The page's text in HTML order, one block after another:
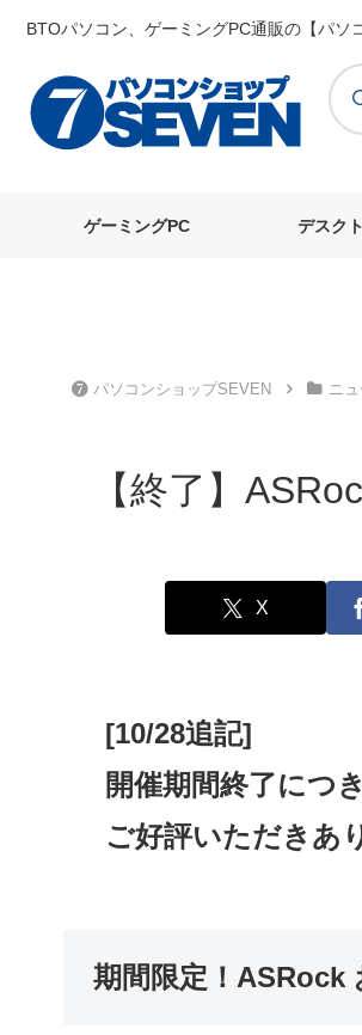
BTOパソコン、ゲーミングPC通販の【パソ
ゲーミングPC デスク
パソコンショップSEVEN ニ
【終了】
X
[10/28追記]
開催期間終了につ
ご好評いただきあ
期間限定！ASRock